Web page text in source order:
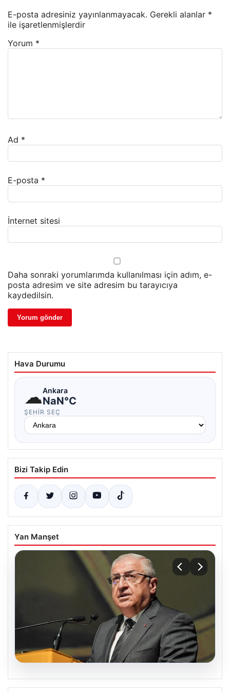
E-posta adresiniz yayınlanmayacak. Gerekli alanlar *
ile işaretlenmişlerdir
Yorum *
Ad *
E-posta *
İnternet sitesi
Daha sonraki yorumlarımda kullanılması için adım, e-
posta adresim ve site adresim bu tarayıcıya
kaydedilsin.
Hava Durumu
☁Ankara
NaN°C
ŞEHIR SEÇ
Bizi Takip Edin
Yan Manşet